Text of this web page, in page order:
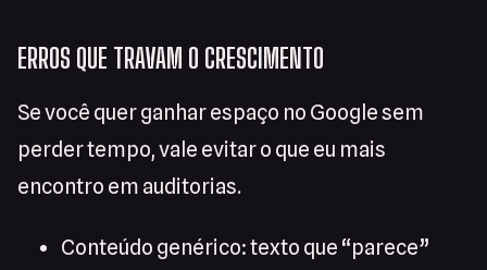
ERROS QUE TRAVAM O CRESCIMENTO
Se você quer ganhar espaço no Google sem
perder tempo, vale evitar o que eu mais
encontro em auditorias.
Conteúdo genérico: texto que “parece”